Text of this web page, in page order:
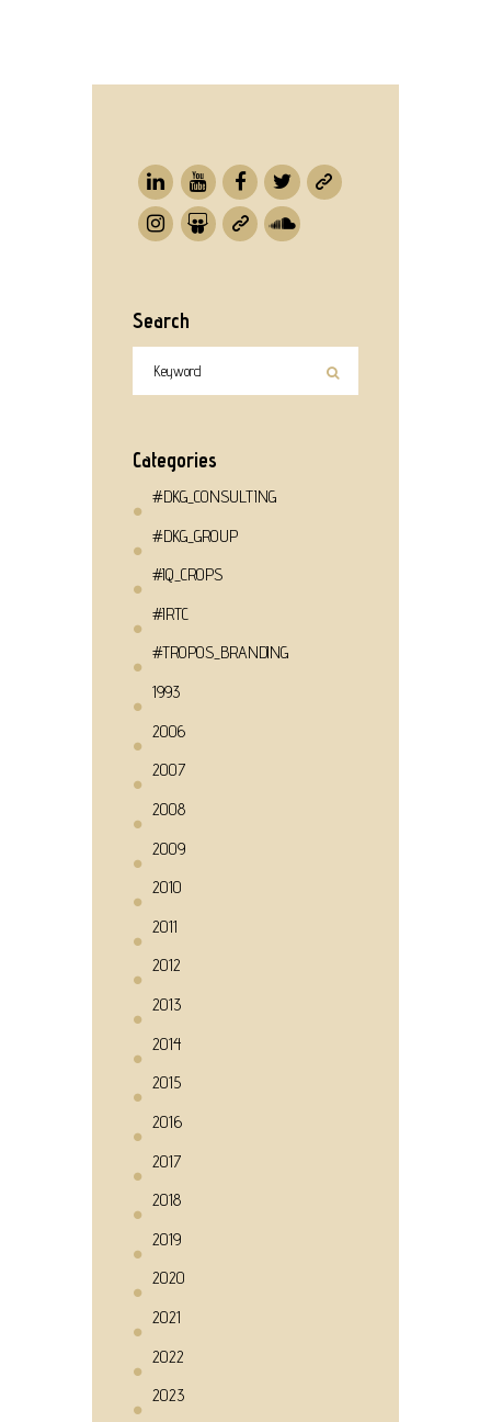
Search
Categories
#DKG_CONSULTING
#DKG_GROUP
#IQ_CROPS
#IRTC
#TROPOS_BRANDING
1993
2006
2007
2008
2009
2010
2011
2012
2013
2014
2015
2016
2017
2018
2019
2020
2021
2022
2023